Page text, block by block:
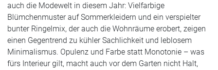
auch die Modewelt in diesem Jahr: Vielfarbige
Blümchenmuster auf Sommerkleidern und ein verspielter
bunter Ringelmix, der auch die Wohnräume erobert, zeigen
einen Gegentrend zu kühler Sachlichkeit und leblosem
Minimalismus. Opulenz und Farbe statt Monotonie – was
fürs Interieur gilt, macht auch vor dem Garten nicht Halt,